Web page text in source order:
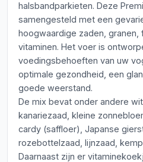
halsbandparkieten. Deze
samengesteld met een
hoogwaardige zaden,
vitaminen. Het voer is
voedingsbehoeften van uw
optimale gezondheid, een
goede weerstand.
De mix bevat onder andere
kanariezaad, kleine
cardy (saffloer), Japanse
rozebottelzaad, lijnzaad,
Daarnaast zijn er